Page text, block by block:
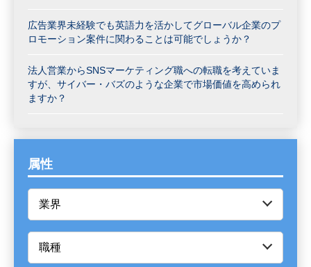
広告業界未経験でも英語力を活かしてグローバル企業のプ
ロモーション案件に関わることは可能でしょうか？
法人営業からSNSマーケティング職への転職を考えていま
すが、サイバー・バズのような企業で市場価値を高められ
ますか？
属性